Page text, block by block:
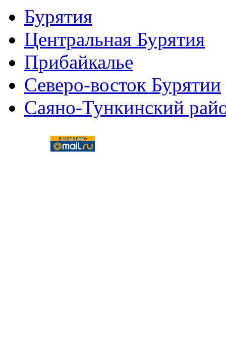
Бурятия
Центральная Бурятия
Прибайкалье
Северо-восток Бурятии
Саяно-Тункинский